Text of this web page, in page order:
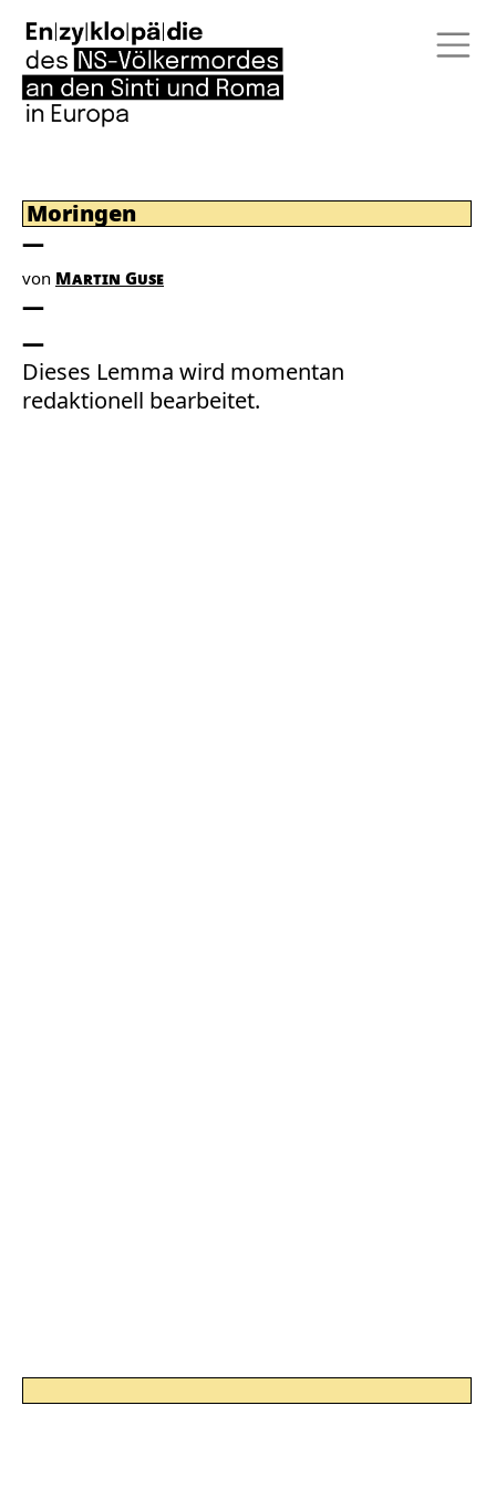
Moringen
von Martin Guse
Dieses Lemma wird momentan
redaktionell bearbeitet.